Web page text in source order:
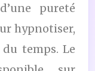
pureté
hypnotiser,
temps. Le